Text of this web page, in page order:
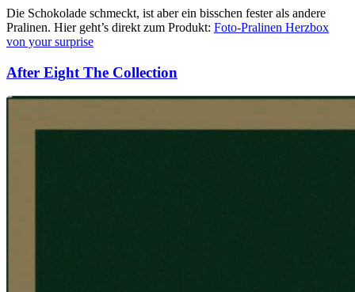
Die Schokolade schmeckt, ist aber ein bisschen fester als andere
Pralinen. Hier geht’s direkt zum Produkt: Foto-Pralinen Herzbox
von your surprise
After Eight The Collection